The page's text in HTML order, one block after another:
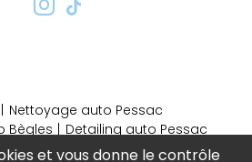
Nettoyage auto Pessac
Bègles
Detailing auto Pessac
auto Bordeaux
et vous donne le contrôle